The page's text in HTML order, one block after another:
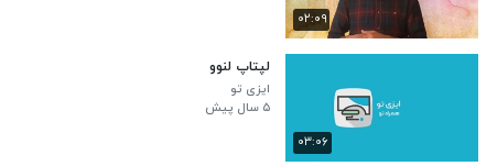
۰۲:۰۹
۰۳:۰۶
لپتاپ لنوو
ایزی تو
۵ سال پیش